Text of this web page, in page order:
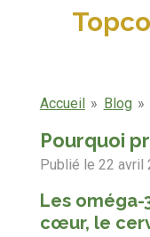
Accueil » Blog »
Pourquoi
Publié le 22 avril
Les oméga-
cœur, le